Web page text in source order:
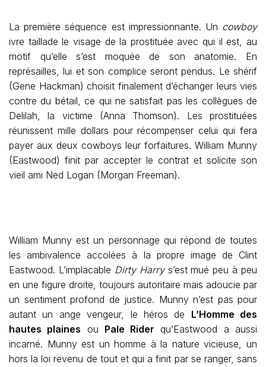
La première séquence est impressionnante. Un cowboy
ivre taillade le visage de la prostituée avec qui il est, au
motif qu’elle s’est moquée de son anatomie. En
représailles, lui et son complice seront pendus. Le shérif
(Gene Hackman) choisit finalement d’échanger leurs vies
contre du bétail, ce qui ne satisfait pas les collègues de
Delilah, la victime (Anna Thomson). Les prostituées
réunissent mille dollars pour récompenser celui qui fera
payer aux deux cowboys leur forfaitures. William Munny
(Eastwood) finit par accepter le contrat et solicite son
vieil ami Ned Logan (Morgan Freeman).
William Munny est un personnage qui répond de toutes
les ambivalence accolées à la propre image de Clint
Eastwood. L’implacable Dirty Harrys’est mué peu à peu
en une figure droite, toujours autoritaire mais adoucie par
un sentiment profond de justice. Munny n’est pas pour
autant un ange vengeur, le héros de L’Homme des
hautes plaines ou Pale Rider qu’Eastwood a aussi
incarné. Munny est un homme à la nature vicieuse, un
hors la loi revenu de tout et qui a finit par se ranger, sans